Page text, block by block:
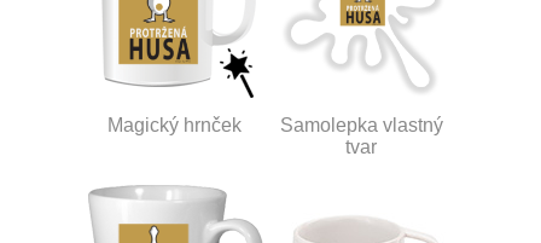
Magický hrnček
Samolepka vlastný
tvar